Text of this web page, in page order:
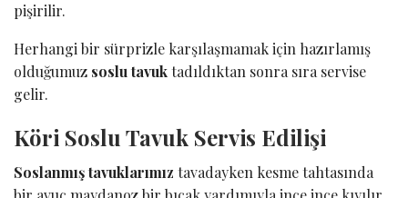
pişirilir.
Herhangi bir sürprizle karşılaşmamak için hazırlamış
olduğumuz soslu tavuktadıldıktan sonra sıra servise
gelir.
Köri Soslu Tavuk Servis Edilişi
Soslanmış tavuklarımız tavadayken kesme tahtasında